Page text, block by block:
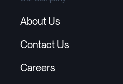
About Us
Contact Us
Careers